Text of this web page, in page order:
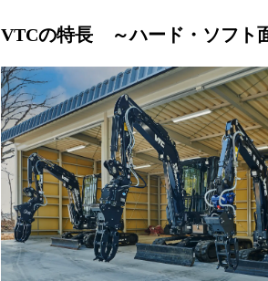
VTCの特長 ～ハード・ソフト